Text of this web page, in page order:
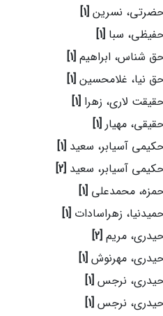
نسرین [1]
سبا [1]
شناس، ابراهیم [1]
نیا، غلامحسین [1]
لاری، زهرا [1]
مهیار [1]
آسیابر، سعید [1]
آسیابر، سعید [2]
محمدعلی [1]
زهراسادات [1]
مریم [2]
مهرنوش [1]
نرجس [1]
نرجس [1]